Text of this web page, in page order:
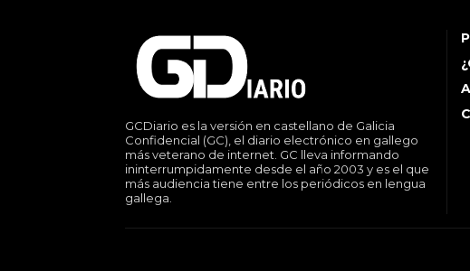
GCDiario es la versión en castellano de Galicia
Confidencial (GC), el diario electrónico en gallego
más veterano de internet. GC lleva informando
ininterrumpidamente desde el año 2003 y es el que
más audiencia tiene entre los periódicos en lengua
gallega.